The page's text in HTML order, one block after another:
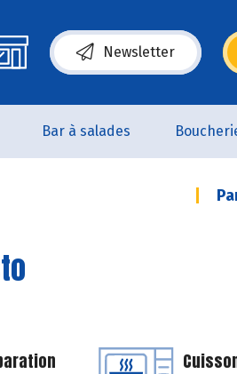
Newsletter
(s’ouvre dans une nouvelle
Bar à salades